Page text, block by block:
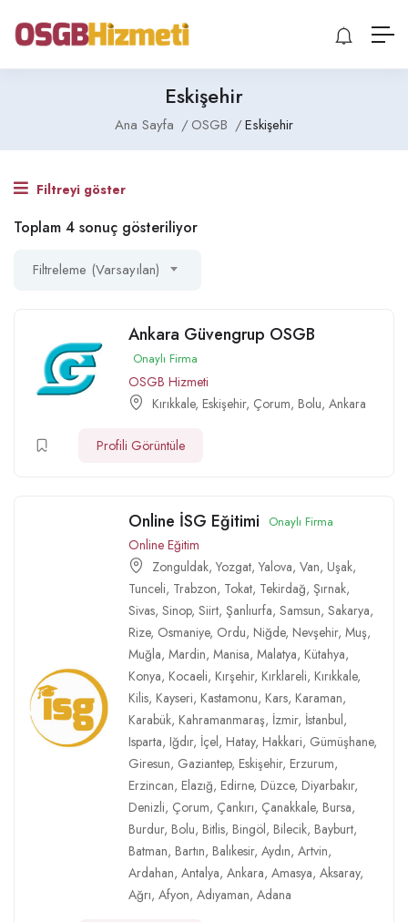
Eskişehir
Ana Sayfa OSGB Eskişehir
Filtreyi göster
Toplam 4 sonuç gösteriliyor
Filtreleme (Varsayılan)
Ankara Güvengrup OSGB
Onaylı Firma
OSGB Hizmeti
Kırıkkale, Eskişehir, Çorum, Bolu, Ankara
Profili Görüntüle
Online İSG Eğitimi Onaylı Firma
Online Eğitim
Zonguldak,Yozgat,Yalova, Van, Uşak,
Tunceli, Trabzon, Tokat, Tekirdağ, Şırnak,
Sivas, Sinop, Siirt, Şanlıurfa, Samsun, Sakarya,
Rize, Osmaniye, Ordu, Niğde, Nevşehir, Muş,
Muğla, Mardin, Manisa, Malatya, Kütahya,
Konya, Kocaeli, Kırşehir, Kırklareli, Kırıkkale,
Kilis, Kayseri, Kastamonu, Kars, Karaman,
Karabük, Kahramanmaraş, İzmir, İstanbul,
Isparta, Iğdır, İçel, Hatay, Hakkari, Gümüşhane,
Giresun, Gaziantep, Eskişehir, Erzurum,
Erzincan, Elazığ, Edirne, Düzce, Diyarbakır,
Denizli, Çorum, Çankırı, Çanakkale, Bursa,
Burdur, Bolu, Bitlis, Bingöl, Bilecik, Bayburt,
Batman, Bartın, Balıkesir, Aydın, Artvin,
Ardahan, Antalya, Ankara, Amasya, Aksaray,
Ağrı, Afyon, Adıyaman, Adana